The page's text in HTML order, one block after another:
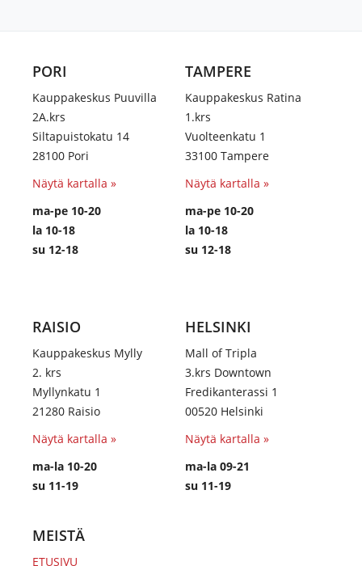
PORI
Kauppakeskus Puuvilla
2A.krs
Siltapuistokatu 14
28100 Pori
Näytä kartalla »
ma-pe 10-20
la 10-18
su 12-18
TAMPERE
Kauppakeskus Ratina
1.krs
Vuolteenkatu 1
33100 Tampere
Näytä kartalla »
ma-pe 10-20
la 10-18
su 12-18
RAISIO
Kauppakeskus Mylly
2. krs
Myllynkatu 1
21280 Raisio
Näytä kartalla »
ma-la 10-20
su 11-19
HELSINKI
Mall of Tripla
3.krs Downtown
Fredikanterassi 1
00520 Helsinki
Näytä kartalla »
ma-la 09-21
su 11-19
MEISTÄ
ETUSIVU